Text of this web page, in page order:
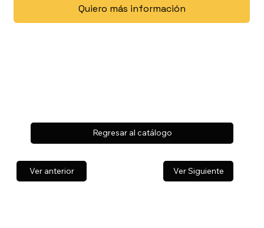
Ver anterior
Regresar al catálogo
Ver Siguiente
Quiero más información